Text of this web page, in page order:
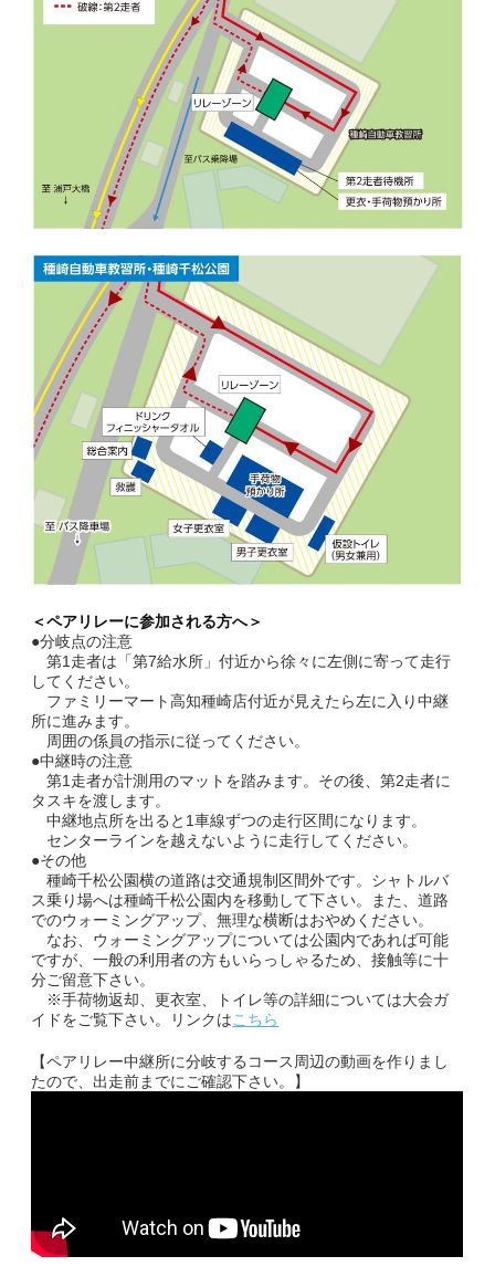
＜ペアリレーに参加される方へ＞
●分岐点の注意
第1走者は「第7給水所」付近から徐々に左側に寄って走行
してください。
ファミリーマート高知種崎店付近が見えたら左に入り中継
所に進みます。
周囲の係員の指示に従ってください。
●中継時の注意
第1走者が計測用のマットを踏みます。その後、第2走者に
タスキを渡します。
中継地点所を出ると1車線ずつの走行区間になります。
センターラインを越えないように走行してください。
●その他
種崎千松公園横の道路は交通規制区間外です。シャトルバ
ス乗り場へは種崎千松公園内を移動して下さい。また、道路
でのウォーミングアップ、無理な横断はおやめください。
なお、ウォーミングアップについては公園内であれば可能
ですが、一般の利用者の方もいらっしゃるため、接触等に十
分ご留意下さい。
※手荷物返却、更衣室、トイレ等の詳細については大会ガ
イドをご覧下さい。リンクはこちら
【ペアリレー中継所に分岐するコース周辺の動画を作りまし
たので、出走前までにご確認下さい。】